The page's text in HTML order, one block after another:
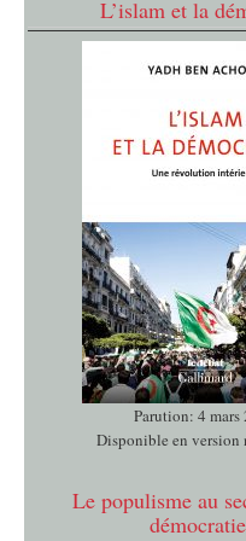
L’islam et la
Parution: 4 mars
Disponible en version
Le populisme au